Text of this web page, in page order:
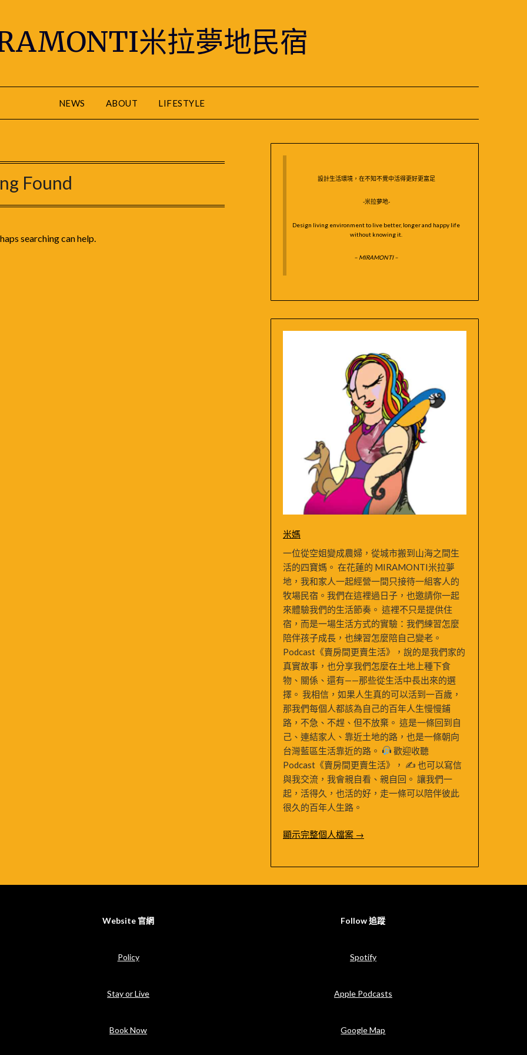
米拉夢地民宿
NEWS ABOUT LIFESTYLE
Found
searching can help.
設計生活環境，在不知不覺中活得更好更富足
-米拉夢地-
Design living environment to live better, longer and happy life
without knowing it.
– MIRAMONTI –
米媽
一位從空姐變成農婦，從城市搬到山海之間生
活的四寶媽。 在花蓮的 MIRAMONTI米拉夢
地，我和家人一起經營一間只接待一組客人的
牧場民宿。我們在這裡過日子，也邀請你一起
來體驗我們的生活節奏。 這裡不只是提供住
宿，而是一場生活方式的實驗：我們練習怎麼
陪伴孩子成長，也練習怎麼陪自己變老。
Podcast《賣房間更賣生活》，說的是我們家的
真實故事，也分享我們怎麼在土地上種下食
物、關係、還有——那些從生活中長出來的選
擇。 我相信，如果人生真的可以活到一百歲，
那我們每個人都該為自己的百年人生慢慢鋪
路，不急、不趕、但不放棄。 這是一條回到自
己、連結家人、靠近土地的路，也是一條朝向
台灣藍區生活靠近的路。
歡迎收聽
Podcast《賣房間更賣生活》， ✍ 也可以寫信
與我交流，我會親自看、親自回。 讓我們一
起，活得久，也活的好，走一條可以陪伴彼此
很久的百年人生路。
顯示完整個人檔案 →
Website 官網
Policy
Stay or Live
Book Now
Follow 追蹤
Spotify
Apple Podcasts
Google Map